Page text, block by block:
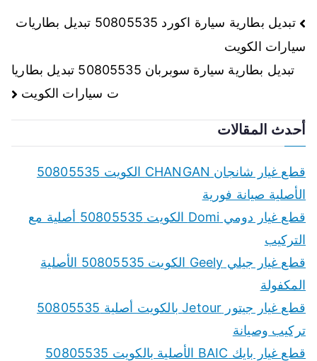
تصفّح
المقالات
تبديل بطارية سيارة اكورد 50805535 تبديل بطاريات
سيارات الكويت
تبديل بطارية سيارة سوبربان 50805535 تبديل بطاريا
ت سيارات الكويت
أحدث المقالات
قطع غيار شانجان CHANGAN الكويت 50805535
الأصلية صيانة فورية
قطع غيار دومي Domi الكويت 50805535 أصلية مع
التركيب
قطع غيار جيلي Geely الكويت 50805535 الأصلية
المكفولة
قطع غيار جيتور Jetour بالكويت أصلية 50805535
تركيب وصيانة
قطع غيار بايك BAIC الأصلية بالكويت 50805535